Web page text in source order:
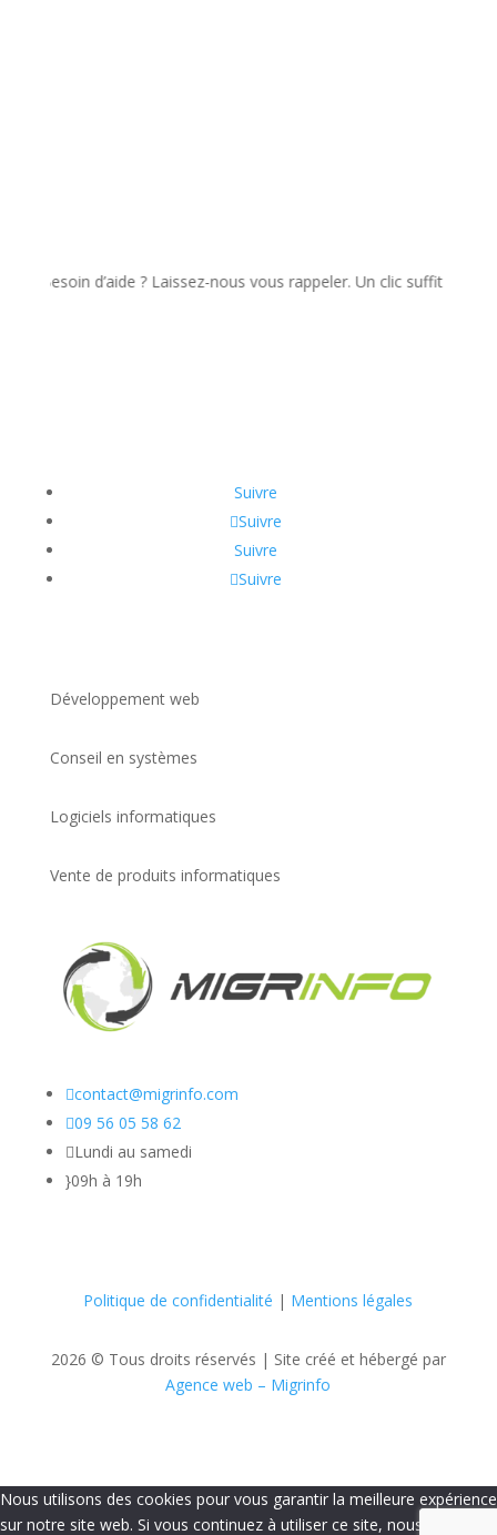
Besoin d’aide ? Laissez-nous vous rappeler. Un clic suffit !
Suivre
Suivre
Suivre
Suivre
Développement web
Conseil en systèmes
Logiciels informatiques
Vente de produits informatiques
contact@migrinfo.com
09 56 05 58 62
Lundi au samedi
}09h à 19h
Politique de confidentialité | Mentions légales
2026 © Tous droits réservés | Site créé et hébergé par
Agence web – Migrinfo
Nous utilisons des cookies pour vous garantir la meilleure expérience
sur notre site web. Si vous continuez à utiliser ce site, nous